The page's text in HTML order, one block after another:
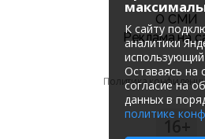
О СМИ
Реклама на
Политика
16+
К cайту
аналитики
Оставаясь на
согласие на
данных в
политике